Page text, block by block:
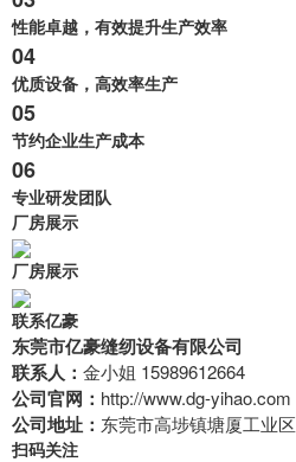
性能卓越，有效提升生产效率
04
优质设备，高效率生产
05
节约企业生产成本
06
专业研发团队
厂房展示
厂房展示
联系亿豪
东莞市亿豪缝纫设备有限公司
联系人： 金小姐 15989612664
公司官网： http://www.dg-yihao.com
公司地址： 东莞市高埗镇塘厦工业区
扫码关注